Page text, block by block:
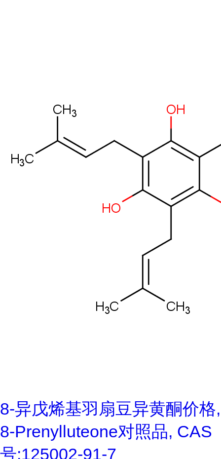
8-异戊烯基羽扇豆异黄酮价格,
8-Prenylluteone对照品, CAS
号:125002-91-7